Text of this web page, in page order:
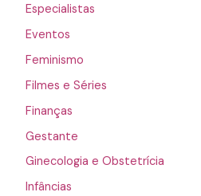
Especialistas
Eventos
Feminismo
Filmes e Séries
Finanças
Gestante
Ginecologia e Obstetrícia
Infâncias